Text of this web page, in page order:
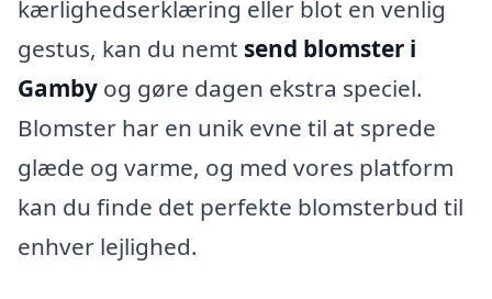
kærlighedserklæring eller blot en venlig
gestus, kan du nemt send blomster i
Gamby og gøre dagen ekstra speciel.
Blomster har en unik evne til at sprede
glæde og varme, og med vores platform
kan du finde det perfekte blomsterbud til
enhver lejlighed.